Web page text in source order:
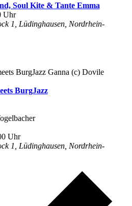
Soul Kite & Tante Emma
Uhr
1, Lüdinghausen, Nordrhein-
BurgJazz
Uhr
1, Lüdinghausen, Nordrhein-